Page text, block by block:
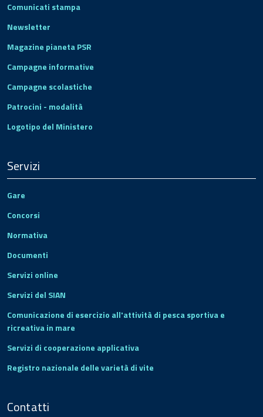
Comunicati stampa
Newsletter
Magazine pianeta PSR
Campagne informative
Campagne scolastiche
Patrocini - modalità
Logotipo del Ministero
Servizi
Gare
Concorsi
Normativa
Documenti
Servizi online
Servizi del SIAN
Comunicazione di esercizio all'attività di pesca sportiva e
ricreativa in mare
Servizi di cooperazione applicativa
Registro nazionale delle varietà di vite
Contatti